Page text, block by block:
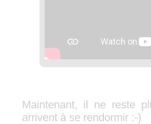
Maintenant, il ne reste
arrivent à se rendormir :-)